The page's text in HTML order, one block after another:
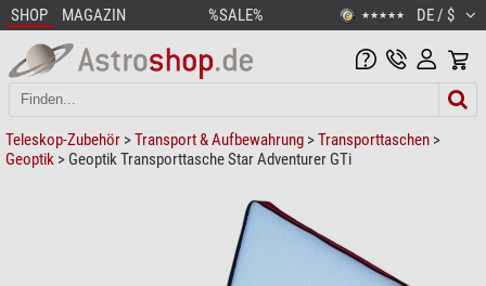
SHOP MAGAZIN %SALE% ★★★★★ DE / $
Teleskop-Zubehör >Transport & Aufbewahrung >Transporttaschen >
Geoptik > Geoptik Transporttasche Star Adventurer GTi